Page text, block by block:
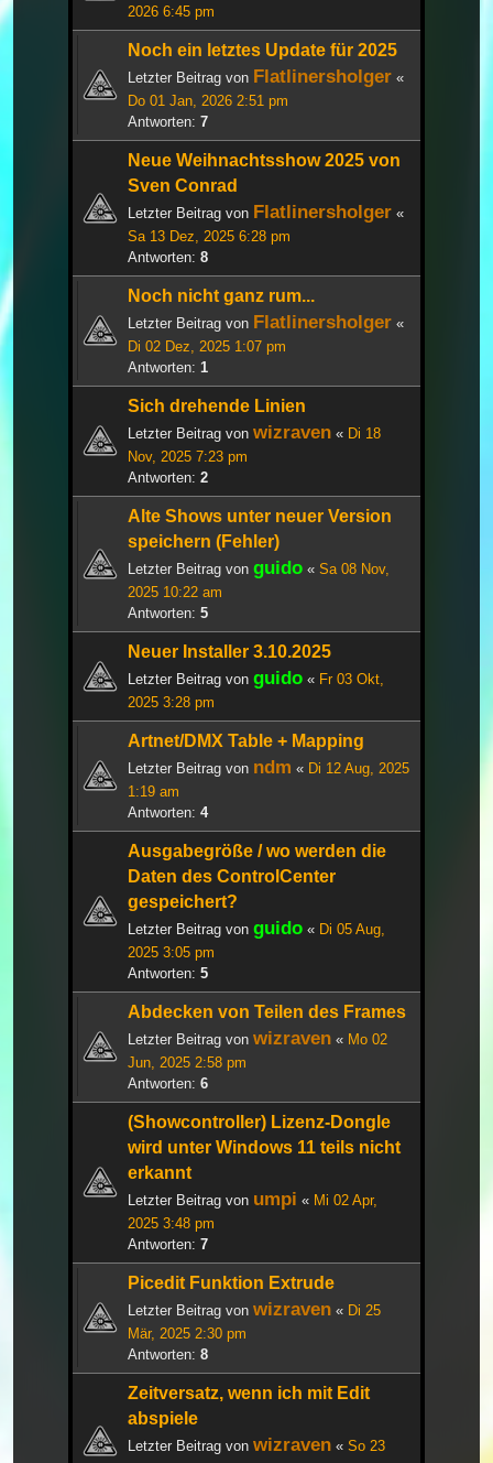
2026 6:45 pm
Noch ein letztes Update für 2025
Letzter Beitrag von Flatlinersholger «
Do 01 Jan, 2026 2:51 pm
Antworten: 7
Neue Weihnachtsshow 2025 von
Sven Conrad
Letzter Beitrag von Flatlinersholger «
Sa 13 Dez, 2025 6:28 pm
Antworten: 8
Noch nicht ganz rum...
Letzter Beitrag von Flatlinersholger «
Di 02 Dez, 2025 1:07 pm
Antworten: 1
Sich drehende Linien
Letzter Beitrag von wizraven « Di 18
Nov, 2025 7:23 pm
Antworten: 2
Alte Shows unter neuer Version
speichern (Fehler)
Letzter Beitrag von guido « Sa 08 Nov,
2025 10:22 am
Antworten: 5
Neuer Installer 3.10.2025
Letzter Beitrag von guido « Fr 03 Okt,
2025 3:28 pm
Artnet/DMX Table + Mapping
Letzter Beitrag von ndm « Di 12 Aug, 2025
1:19 am
Antworten: 4
Ausgabegröße / wo werden die
Daten des ControlCenter
gespeichert?
Letzter Beitrag von guido « Di 05 Aug,
2025 3:05 pm
Antworten: 5
Abdecken von Teilen des Frames
Letzter Beitrag von wizraven « Mo 02
Jun, 2025 2:58 pm
Antworten: 6
(Showcontroller) Lizenz-Dongle
wird unter Windows 11 teils nicht
erkannt
Letzter Beitrag von umpi « Mi 02 Apr,
2025 3:48 pm
Antworten: 7
Picedit Funktion Extrude
Letzter Beitrag von wizraven « Di 25
Mär, 2025 2:30 pm
Antworten: 8
Zeitversatz, wenn ich mit Edit
abspiele
Letzter Beitrag von wizraven « So 23